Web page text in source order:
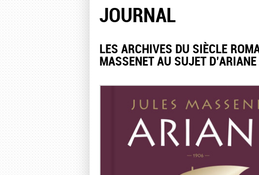
JOURNAL
LES ARCHIVES DU SIÈCLE
MASSENET AU SUJET